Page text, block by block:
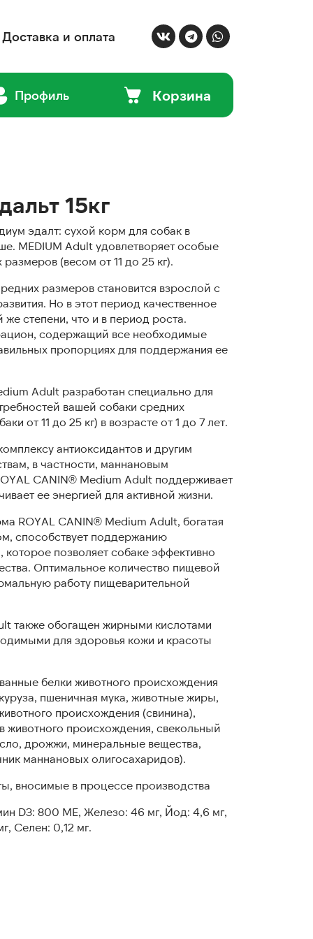
Доставка и оплата
Профиль Корзина
15кг
эдалт: сухой корм для собак в
MEDIUM Adult удовлетворяет особые
(весом от 11 до 25 кг).
размеров становится взрослой с
Но в этот период качественное
же степени, что и в период роста.
содержащий все необходимые
пропорциях для поддержания ее
Adult разработан специально для
вашей собаки средних
от 11 до 25 кг) в возрасте от 1 до 7 лет.
антиоксидантов и другим
в частности, маннановым
CANIN® Medium Adult поддерживает
ее энергией для активной жизни.
ROYAL CANIN® Medium Adult, богатая
способствует поддержанию
позволяет собаке эффективно
Оптимальное количество пищевой
работу пищеварительной
также обогащен жирными кислотами
для здоровья кожи и красоты
белки животного происхождения
пшеничная мука, животные жиры,
происхождения (свинина),
животного происхождения, свекольный
дрожжи, минеральные вещества,
мaннановых олигосахаридов).
вносимые в процессе производства
D3: 800 ME, Железо: 46 мг, Йод: 4,6 мг,
Ceлeн: 0,12 мг.